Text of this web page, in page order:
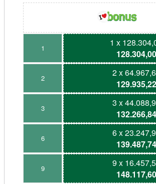
1
1 x
2
2 x
3
3 x
6
6 x
9
9 x